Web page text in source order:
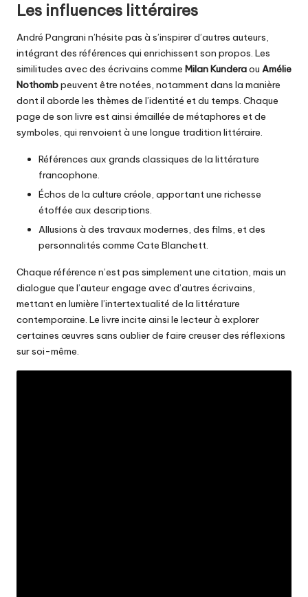
Les influences littéraires
André Pangrani n’hésite pas à s’inspirer d’autres auteurs,
intégrant des références qui enrichissent son propos. Les
similitudes avec des écrivains comme Milan Kunderaou Amélie
Nothombpeuvent être notées, notamment dans la manière
dont il aborde les thèmes de l’identité et du temps. Chaque
page de son livre est ainsi émaillée de métaphores et de
symboles, qui renvoient à une longue tradition littéraire.
Références aux grands classiques de la littérature
francophone.
Échos de la culture créole, apportant une richesse
étoffée aux descriptions.
Allusions à des travaux modernes, des films, et des
personnalités comme Cate Blanchett.
Chaque référence n’est pas simplement une citation, mais un
dialogue que l’auteur engage avec d’autres écrivains,
mettant en lumière l’intertextualité de la littérature
contemporaine. Le livre incite ainsi le lecteur à explorer
certaines œuvres sans oublier de faire creuser des réflexions
sur soi-même.